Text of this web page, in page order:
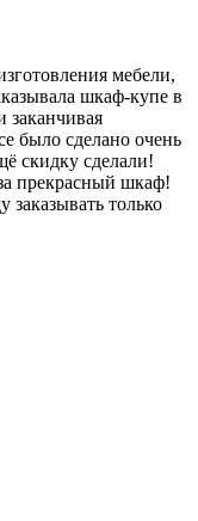
мебели,
шкаф-купе в
заканчивая
было сделано очень
скидку сделали!
прекрасный шкаф!
заказывать только